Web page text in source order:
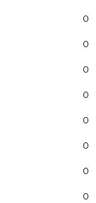
0
0
0
0
0
0
0
0